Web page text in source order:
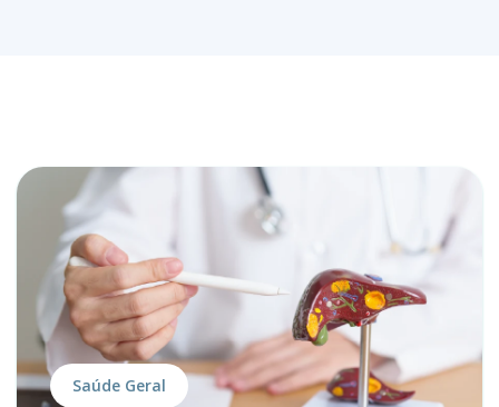
Saúde Geral